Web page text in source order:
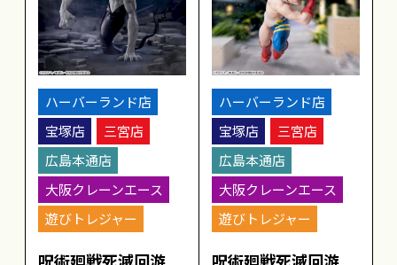
ハーバーランド店
宝塚店
三宮店
広島本通店
大阪クレーンエース
遊びトレジャー
ハーバーランド店
宝塚店
三宮店
広島本通店
大阪クレーンエース
遊びトレジャー